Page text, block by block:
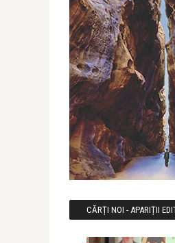
CĂRȚI NOI - APARIȚII